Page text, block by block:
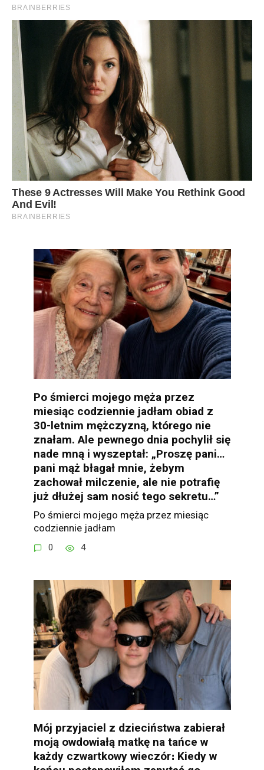
Po śmierci mojego męża przez
miesiąc codziennie jadłam obiad z
30-letnim mężczyzną, którego nie
znałam. Ale pewnego dnia pochylił się
nade mną i wyszeptał: „Proszę pani…
pani mąż błagał mnie, żebym
zachował milczenie, ale nie potrafię
już dłużej sam nosić tego sekretu…”
Po śmierci mojego męża przez miesiąc
codziennie jadłam
0 4
Mój przyjaciel z dzieciństwa zabierał
moją owdowiałą matkę na tańce w
każdy czwartkowy wieczór։ Kiedy w